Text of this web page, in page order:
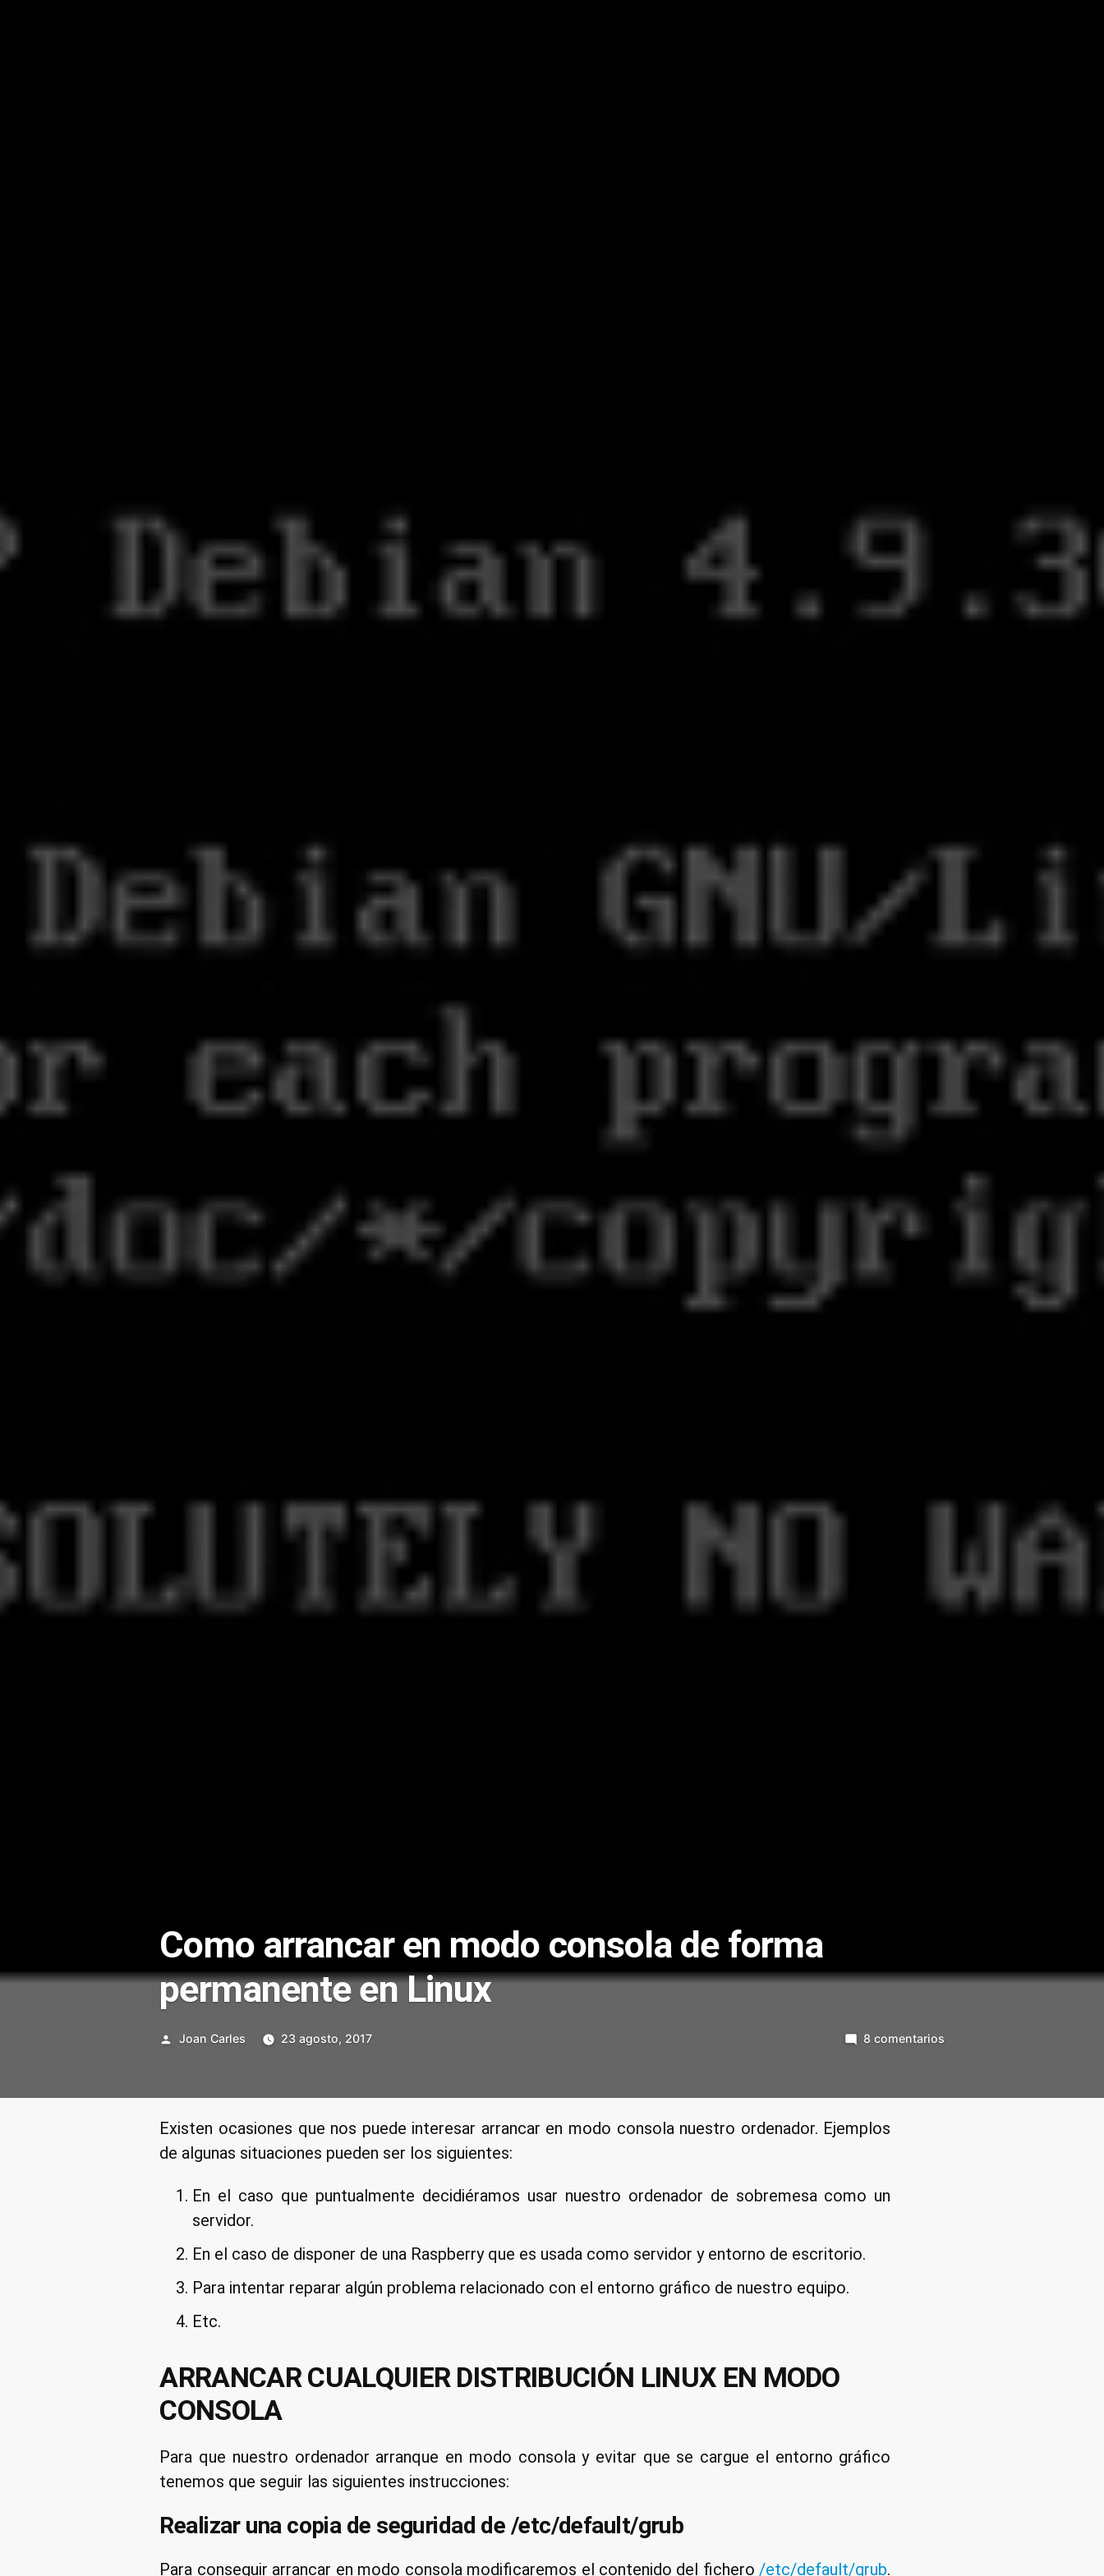
Como arrancar en modo consola de forma
permanente en Linux
Publicado
Joan Carles 23 agosto, 2017 8 comentariosen
en
Existen ocasiones que nos puede interesar arrancar en modo consola nuestro ordenador. Ejemplos
de algunas situaciones pueden ser los siguientes:
En el caso que puntualmente decidiéramos usar nuestro ordenador de sobremesa como un
servidor.
En el caso de disponer de una Raspberry que es usada como servidor y entorno de escritorio.
Para intentar reparar algún problema relacionado con el entorno gráfico de nuestro equipo.
Etc.
ARRANCAR CUALQUIER DISTRIBUCIÓN LINUX EN MODO
CONSOLA
Para que nuestro ordenador arranque en modo consola y evitar que se cargue el entorno gráfico
tenemos que seguir las siguientes instrucciones:
Realizar una copia de seguridad de /etc/default/grub
Para conseguir arrancar en modo consola modificaremos el contenido del fichero /etc/default/grub.